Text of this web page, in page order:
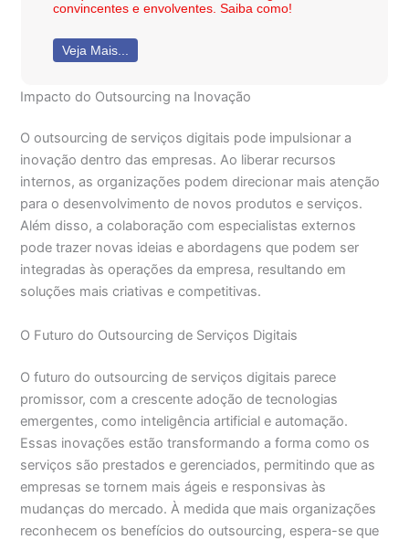
convincentes e envolventes. Saiba como!
Veja Mais...
Impacto do Outsourcing na Inovação
O outsourcing de serviços digitais pode impulsionar a
inovação dentro das empresas. Ao liberar recursos
internos, as organizações podem direcionar mais atenção
para o desenvolvimento de novos produtos e serviços.
Além disso, a colaboração com especialistas externos
pode trazer novas ideias e abordagens que podem ser
integradas às operações da empresa, resultando em
soluções mais criativas e competitivas.
O Futuro do Outsourcing de Serviços Digitais
O futuro do outsourcing de serviços digitais parece
promissor, com a crescente adoção de tecnologias
emergentes, como inteligência artificial e automação.
Essas inovações estão transformando a forma como os
serviços são prestados e gerenciados, permitindo que as
empresas se tornem mais ágeis e responsivas às
mudanças do mercado. À medida que mais organizações
reconhecem os benefícios do outsourcing, espera-se que